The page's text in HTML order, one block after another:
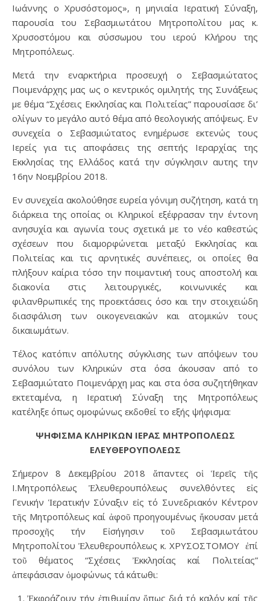
Ιωάννης ο Χρυσόστομος», η μηνιαία Ιερατική Σύναξη,
παρουσία του Σεβασμιωτάτου Μητροπολίτου μας κ.
Χρυσοστόμου και σύσσωμου του ιερού Κλήρου της
Μητροπόλεως.
Μετά την εναρκτήρια προσευχή ο Σεβασμιώτατος
Ποιμενάρχης μας ως ο κεντρικός ομιλητής της Συνάξεως
με θέμα “Σχέσεις Εκκλησίας και Πολιτείας” παρουσίασε δι’
ολίγων το μεγάλο αυτό θέμα από θεολογικής απόψεως. Εν
συνεχεία ο Σεβασμιώτατος ενημέρωσε εκτενώς τους
Ιερείς για τις αποφάσεις της σεπτής Ιεραρχίας της
Εκκλησίας της Ελλάδος κατά την σύγκλησιν αυτης την
16ην Νοεμβρίου 2018.
Εν συνεχεία ακολούθησε ευρεία γόνιμη συζήτηση, κατά τη
διάρκεια της οποίας οι Κληρικοί εξέφρασαν την έντονη
ανησυχία και αγωνία τους σχετικά με το νέο καθεστώς
σχέσεων που διαμορφώνεται μεταξύ Εκκλησίας και
Πολιτείας και τις αρνητικές συνέπειες, οι οποίες θα
πλήξουν καίρια τόσο την ποιμαντική τους αποστολή και
διακονία στις λειτουργικές, κοινωνικές και
φιλανθρωπικές της προεκτάσεις όσο και την στοιχειώδη
διασφάλιση των οικογενειακών και ατομικών τους
δικαιωμάτων.
Τέλος κατόπιν απόλυτης σύγκλισης των απόψεων του
συνόλου των Κληρικών στα όσα άκουσαν από το
Σεβασμιώτατο Ποιμενάρχη μας και στα όσα συζητήθηκαν
εκτεταμένα, η Ιερατική Σύναξη της Μητροπόλεως
κατέληξε όπως ομοφώνως εκδοθεί το εξής ψήφισμα:
ΨΗΦΙΣΜΑ ΚΛΗΡΙΚΩΝ ΙΕΡΑΣ ΜΗΤΡΟΠΟΛΕΩΣ
ΕΛΕΥΘΕΡΟΥΠΟΛΕΩΣ
Σήμερον 8 Δεκεμβρίου 2018 ἅπαντες οἱ Ἱερεῖς τῆς
Ι.Μητροπόλεως Ἐλευθερουπόλεως συνελθόντες εἰς
Γενικήν Ἱερατικήν Σύναξιν εἰς τό Συνεδριακόν Κέντρον
τῆς Μητροπόλεως καί ἀφοῦ προηγουμένως ἤκουσαν μετά
προσοχῆς τήν Εἰσήγησιν τοῦ Σεβασμιωτάτου
Μητροπολίτου Ἐλευθερουπόλεως κ. ΧΡΥΣΟΣΤΟΜΟΥ ἐπί
τοῦ θέματος “Σχέσεις Ἐκκλησίας καί Πολιτείας”
ἀπεφάσισαν ὁμοφώνως τά κάτωθι:
Ἐκφράζουν τήν ἐπιθυμίαν ὅπως διά τό καλόν καί τῆς